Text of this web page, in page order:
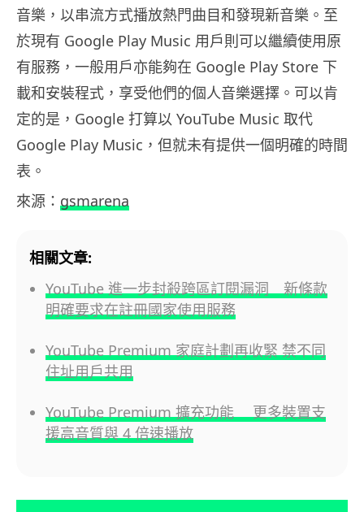
音樂，以串流方式播放熱門曲目和發現新音樂。至
於現有 Google Play Music 用戶則可以繼續使用原
有服務，一般用戶亦能夠在 Google Play Store 下
載和安裝程式，享受他們的個人音樂選擇。可以肯
定的是，Google 打算以 YouTube Music 取代
Google Play Music，但就未有提供一個明確的時間
表。
來源： gsmarena
相關文章:
YouTube 進一步封殺跨區訂閱漏洞 新條款
明確要求在註冊國家使用服務
YouTube Premium 家庭計劃再收緊 禁不同
住址用戶共用
YouTube Premium 擴充功能 更多裝置支
援高音質與 4 倍速播放